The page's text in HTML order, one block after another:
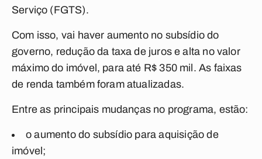
Serviço (FGTS).
Com isso, vai haver aumento no subsídio do
governo, redução da taxa de juros e alta no valor
máximo do imóvel, para até R$ 350 mil. As faixas
de renda também foram atualizadas.
Entre as principais mudanças no programa, estão:
o aumento do subsídio para aquisição de
imóvel;